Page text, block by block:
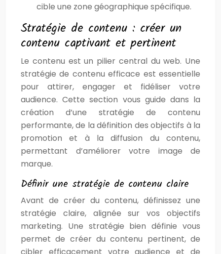
cible une zone géographique spécifique.
Stratégie de contenu : créer un
contenu captivant et pertinent
Le contenu est un pilier central du web. Une
stratégie de contenu efficace est essentielle
pour attirer, engager et fidéliser votre
audience. Cette section vous guide dans la
création d’une stratégie de contenu
performante, de la définition des objectifs à la
promotion et à la diffusion du contenu,
permettant d’améliorer votre image de
marque.
Définir une stratégie de contenu claire
Avant de créer du contenu, définissez une
stratégie claire, alignée sur vos objectifs
marketing. Une stratégie bien définie vous
permet de créer du contenu pertinent, de
cibler efficacement votre audience et de